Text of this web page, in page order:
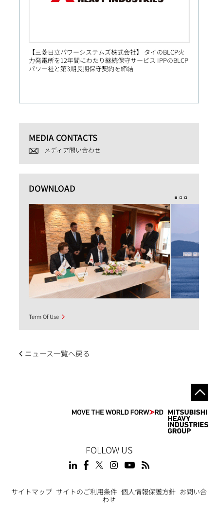
【三菱日立パワーシステムズ株式会社】 タイのBLCP火
力発電所を12年間にわたり継続保守サービス IPPのBLCP
パワー社と第3期長期保守契約を締結
MEDIA CONTACTS
メディア問い合わせ
DOWNLOAD
Term Of Use
ニュース一覧へ戻る
FOLLOW US
Footer
サイトマップ サイトのご利用条件 個人情報保護方針 お問い合
わせ